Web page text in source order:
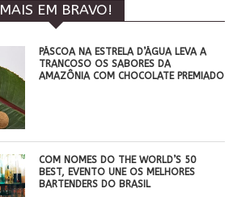
MAIS EM BRAVO!
PÁSCOA NA ESTRELA D’ÁGUA LEVA A
TRANCOSO OS SABORES DA
AMAZÔNIA COM CHOCOLATE PREMIADO
COM NOMES DO THE WORLD’S 50
BEST, EVENTO UNE OS MELHORES
BARTENDERS DO BRASIL